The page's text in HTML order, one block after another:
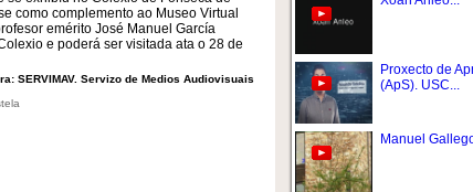
como complemento ao Museo Virtual
emérito José Manuel García
e poderá ser visitada ata o 28 de
SERVIMAV. Servizo de Medios Audiovisuais
Proxecto de
(ApS). USC...
Manuel